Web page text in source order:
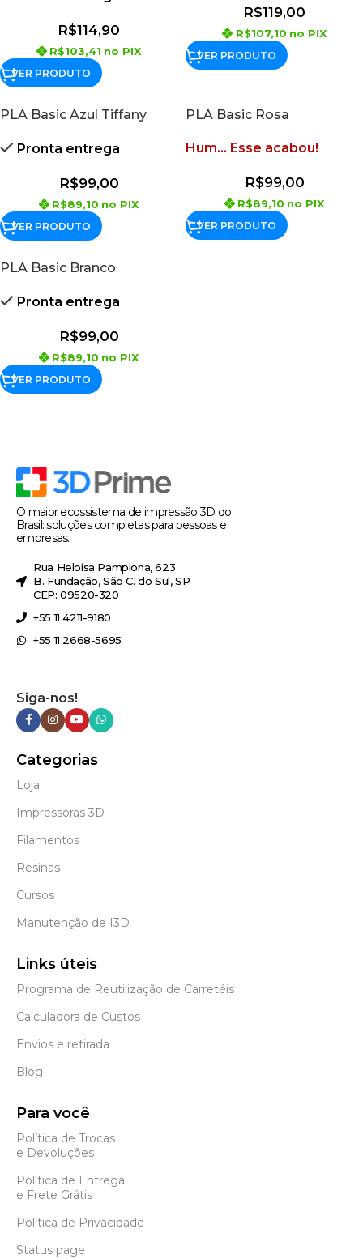
R$114,90
R$103,41 no PIX
VER PRODUTO
R$119,00
R$107,10 no PIX
VER PRODUTO
PLA Basic Azul Tiffany
Pronta entrega
R$99,00
R$89,10 no PIX
VER PRODUTO
PLA Basic Rosa
Hum... Esse acabou!
R$99,00
R$89,10 no PIX
VER PRODUTO
PLA Basic Branco
Pronta entrega
R$99,00
R$89,10 no PIX
VER PRODUTO
O maior ecossistema de impressão 3D do
Brasil: soluções completas para pessoas e
empresas.
Rua Heloísa Pamplona, 623
B. Fundação, São C. do Sul, SP
CEP: 09520-320
+55 11 4211-9180
+55 11 2668-5695
Siga-nos!
Categorias
Loja
Impressoras 3D
Filamentos
Resinas
Cursos
Manutenção de I3D
Links úteis
Programa de Reutilização de Carretéis
Calculadora de Custos
Envios e retirada
Blog
Para você
Política de Trocas
e Devoluções
Política de Entrega
e Frete Grátis
Política de Privacidade
Status page